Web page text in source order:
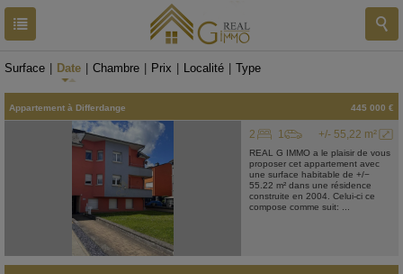
RESULTATS
Surface
Date Chambre Prix Localité Type
Appartement à Differdange 445 000 €
+/- 55,22 m²
2 1
REAL G IMMO a le plaisir de vous
proposer cet appartement avec
une surface habitable de +/−
55.22 m² dans une résidence
construite en 2004. Celui-ci ce
compose comme suit: ...